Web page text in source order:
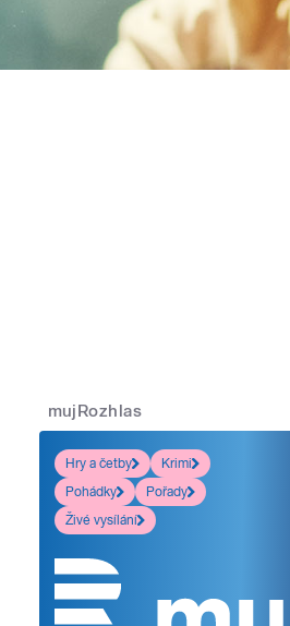
mujRozhlas
Hry a četby
Krimi
Pohádky
Pořady
Živé vysílání